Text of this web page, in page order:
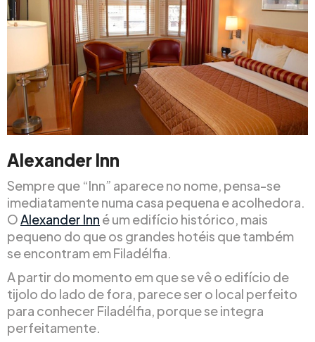
Alexander Inn
Sempre que “Inn” aparece no nome, pensa-se
imediatamente numa casa pequena e acolhedora.
OAlexander Inn é um edifício histórico, mais
pequeno do que os grandes hotéis que também
se encontram em Filadélfia.
A partir do momento em que se vê o edifício de
tijolo do lado de fora, parece ser o local perfeito
para conhecer Filadélfia, porque se integra
perfeitamente.